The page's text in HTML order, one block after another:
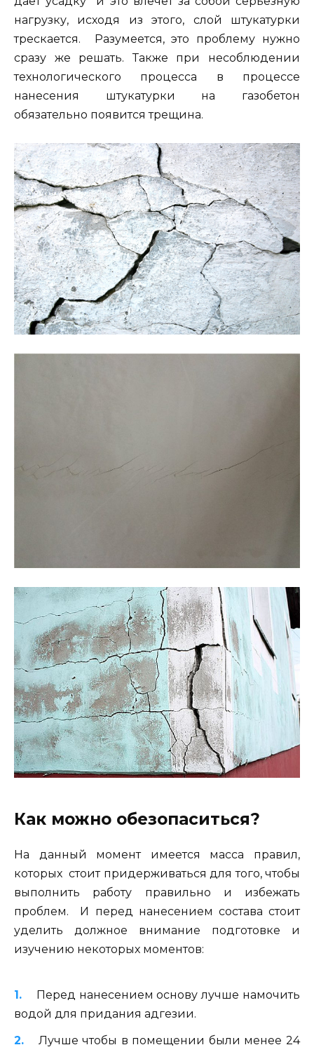
нагрузку, исходя из этого, слой штукатурки
трескается. Разумеется, это проблему нужно
сразу же решать. Также при несоблюдении
технологического процесса в процессе
нанесения штукатурки на газобетон
обязательно появится трещина.
Как можно обезопаситься?
На данный момент имеется масса правил,
которых стоит придерживаться для того, чтобы
выполнить работу правильно и избежать
проблем. И перед нанесением состава стоит
уделить должное внимание подготовке и
изучению некоторых моментов:
Перед нанесением основу лучше намочить
водой для придания адгезии.
Лучше чтобы в помещении были менее 24